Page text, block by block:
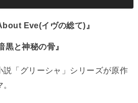
Eve(イヴの総て)』
と神秘の骨』
説「グリーシャ」シリーズが原作